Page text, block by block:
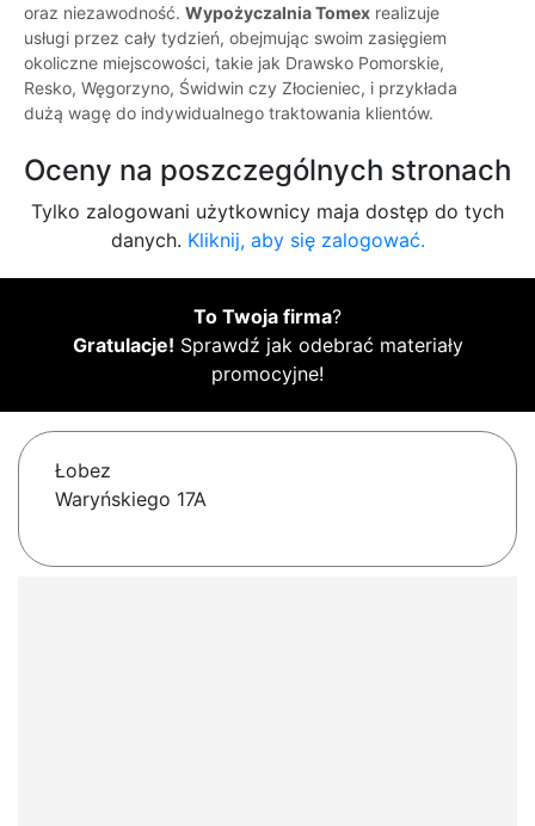
oraz niezawodność. Wypożyczalnia Tomex realizuje
usługi przez cały tydzień, obejmując swoim zasięgiem
okoliczne miejscowości, takie jak Drawsko Pomorskie,
Resko, Węgorzyno, Świdwin czy Złocieniec, i przykłada
dużą wagę do indywidualnego traktowania klientów.
Oceny na poszczególnych stronach
Tylko zalogowani użytkownicy maja dostęp do tych
danych. Kliknij, aby się zalogować.
To Twoja firma?
Gratulacje! Sprawdź jak odebrać materiały
promocyjne!
Łobez
Waryńskiego 17A